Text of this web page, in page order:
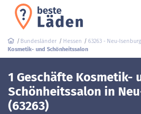
Bundesländer Hessen
63263 - Neu-Isenburg
Kosmetik- und Schönheitssalon
1 Geschäfte Kosmetik-
Schönheitssalon in
(63263)